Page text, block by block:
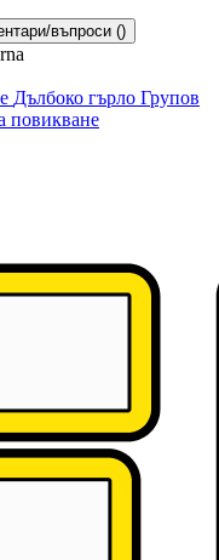
въпроси ()
Дълбоко гърло Групов
повикване